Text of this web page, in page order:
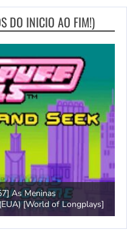
DO INICIO AO FIM!)
As Meninas
[World of Longplays]